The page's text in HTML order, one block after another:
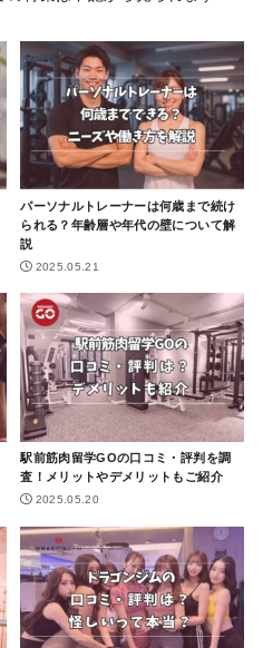
パーソナルトレーナーは何歳まで続け
られる？年齢層や年代の壁について解
説
2025.05.21
駅前筋肉留学GOの口コミ・評判を調
査！メリットやデメリットもご紹介
2025.05.20